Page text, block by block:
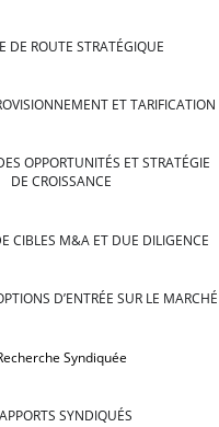
DE ROUTE STRATÉGIQUE
ET TARIFICATION
OPPORTUNITÉS ET STRATÉGIE
DE CROISSANCE
CIBLES M&A ET DUE DILIGENCE
D’ENTRÉE SUR LE MARCHÉ
Syndiquée
SYNDIQUÉS